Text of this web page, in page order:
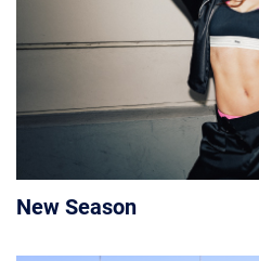
New Season